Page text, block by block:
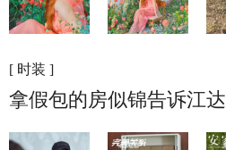
[ 时装 ]
拿假包的房似锦告诉江